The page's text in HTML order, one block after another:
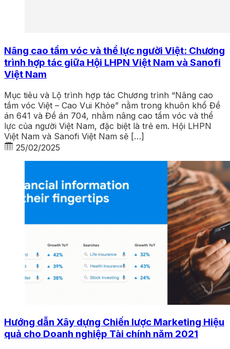
Nâng cao tầm vóc và thể lực người Việt: Chương
trình hợp tác giữa Hội LHPN Việt Nam và Sanofi
Việt Nam
Mục tiêu và Lộ trình hợp tác Chương trình “Nâng cao
tầm vóc Việt – Cao Vui Khỏe” nằm trong khuôn khổ Đề
án 641 và Đề án 704, nhằm nâng cao tầm vóc và thể
lực của người Việt Nam, đặc biệt là trẻ em. Hội LHPN
Việt Nam và Sanofi Việt Nam sẽ […]
25/02/2025
Hướng dẫn Xây dựng Chiến lược Marketing Hiệu
quả cho Doanh nghiệp Tài chính năm 2021